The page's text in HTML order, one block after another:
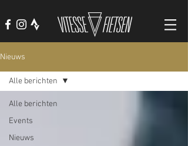
Nieuws
Alle berichten
Events
Nieuws
Alle berichten